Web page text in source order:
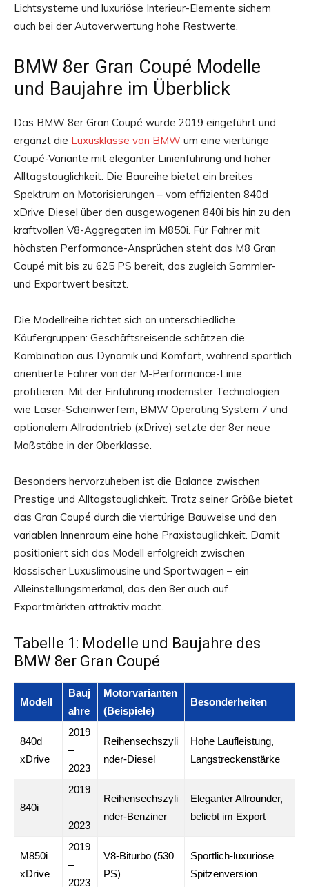
Lichtsysteme und luxuriöse Interieur-Elemente sichern
auch bei der Autoverwertung hohe Restwerte.
BMW 8er Gran Coupé Modelle
und Baujahre im Überblick
Das BMW 8er Gran Coupé wurde 2019 eingeführt und
ergänzt die Luxusklasse von BMW um eine viertürige
Coupé-Variante mit eleganter Linienführung und hoher
Alltagstauglichkeit. Die Baureihe bietet ein breites
Spektrum an Motorisierungen – vom effizienten 840d
xDrive Diesel über den ausgewogenen 840i bis hin zu den
kraftvollen V8-Aggregaten im M850i. Für Fahrer mit
höchsten Performance-Ansprüchen steht das M8 Gran
Coupé mit bis zu 625 PS bereit, das zugleich Sammler-
und Exportwert besitzt.
Die Modellreihe richtet sich an unterschiedliche
Käufergruppen: Geschäftsreisende schätzen die
Kombination aus Dynamik und Komfort, während sportlich
orientierte Fahrer von der M-Performance-Linie
profitieren. Mit der Einführung modernster Technologien
wie Laser-Scheinwerfern, BMW Operating System 7 und
optionalem Allradantrieb (xDrive) setzte der 8er neue
Maßstäbe in der Oberklasse.
Besonders hervorzuheben ist die Balance zwischen
Prestige und Alltagstauglichkeit. Trotz seiner Größe bietet
das Gran Coupé durch die viertürige Bauweise und den
variablen Innenraum eine hohe Praxistauglichkeit. Damit
positioniert sich das Modell erfolgreich zwischen
klassischer Luxuslimousine und Sportwagen – ein
Alleinstellungsmerkmal, das den 8er auch auf
Exportmärkten attraktiv macht.
Tabelle 1: Modelle und Baujahre des
BMW 8er Gran Coupé
Modell
Bauj
ahre
Motorvarianten
(Beispiele)
Besonderheiten
840d
xDrive
2019
–
2023
Reihensechszyli
nder-Diesel
Hohe Laufleistung,
Langstreckenstärke
840i
2019
–
2023
Reihensechszyli
nder-Benziner
Eleganter Allrounder,
beliebt im Export
M850i
xDrive
2019
–
2023
V8-Biturbo (530
PS)
Sportlich-luxuriöse
Spitzenversion